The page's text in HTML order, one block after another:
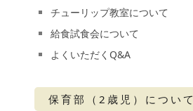
チューリップ教室について
給食試食会について
よくいただくQ&A
保育部（2歳児）について